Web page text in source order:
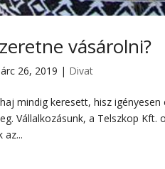
vásárolni?
26, 2019 | Divat
mindig keresett, hisz
Vállalkozásunk, a Telszkop
az...